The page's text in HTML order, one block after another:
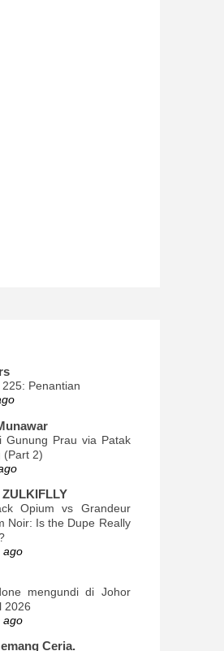
Penantian
Gunung Prau via Patak
(Part 2)
ZULKIFLLY
Opium vs Grandeur
Noir: Is the Dupe Really
ago
mengundi di Johor
2026
ago
Ceria.